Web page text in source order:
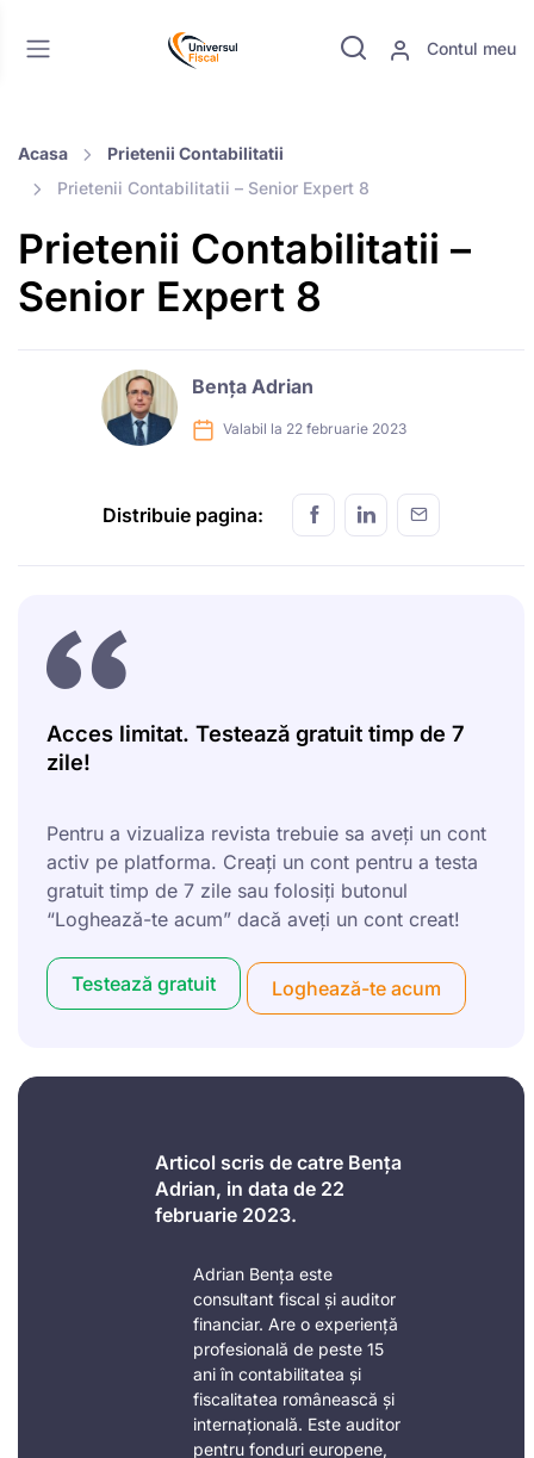
Contul meu
Acasa
Prietenii Contabilitatii
Prietenii Contabilitatii – Senior Expert 8
Prietenii Contabilitatii –
Senior Expert 8
Bența Adrian
Valabil la 22 februarie 2023
Distribuie pagina:
Acces limitat. Testează gratuit timp de 7
zile!
Pentru a vizualiza revista trebuie sa aveți un cont
activ pe platforma. Creați un cont pentru a testa
gratuit timp de 7 zile sau folosiți butonul
“Loghează-te acum” dacă aveți un cont creat!
Testează gratuit Loghează-te acum
Articol scris de catre Bența
Adrian, in data de 22
februarie 2023.
Adrian Bența este
consultant fiscal și auditor
financiar. Are o experiență
profesională de peste 15
ani în contabilitatea și
fiscalitatea românească și
internațională. Este auditor
pentru fonduri europene,